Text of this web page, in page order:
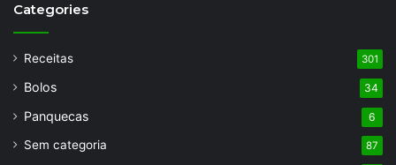
Categories
Receitas 301
Bolos 34
Panquecas 6
Sem categoria 87